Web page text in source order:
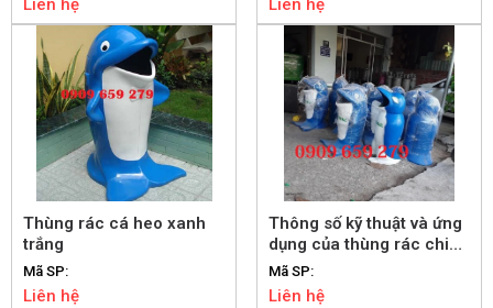
Liên hệ Liên hệ
Thùng rác cá heo xanh
trắng
Mã SP:
Liên hệ
Thông số kỹ thuật và ứng
dụng của thùng rác chim
cánh cụt
Mã SP:
Liên hệ